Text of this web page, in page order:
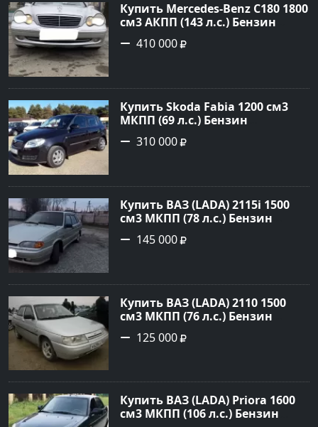
Купить Mercedes-Benz C180 1800
см3 АКПП (143 л.с.) Бензин
инжектор в Тимашевск : цвет
Серебряный Седан 2006 года по
Авторынок23
410 000
Купить Skoda Fabia 1200 см3
МКПП (69 л.с.) Бензин
инжектор в Кропоткин: цвет
черный Хетчбэк 2010 года по
Авторынок23
310 000
Купить ВАЗ (LADA) 2115i 1500
см3 МКПП (78 л.с.) Бензин
инжектор в Брюховецкая: цвет
Золотой Седан 2003 года по
Авторынок23
145 000
Купить ВАЗ (LADA) 2110 1500
см3 МКПП (76 л.с.) Бензин
инжектор в Новороссийск:
цвет белый Седан 2004 года по
Авторынок23
125 000
Купить ВАЗ (LADA) Priora 1600
см3 МКПП (106 л.с.) Бензин